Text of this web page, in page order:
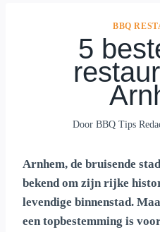
BBQ
5
Door BBQ Tips
Arnhem, de bruisende
bekend om zijn rijke
levendige binnenstad.
een topbestemming is